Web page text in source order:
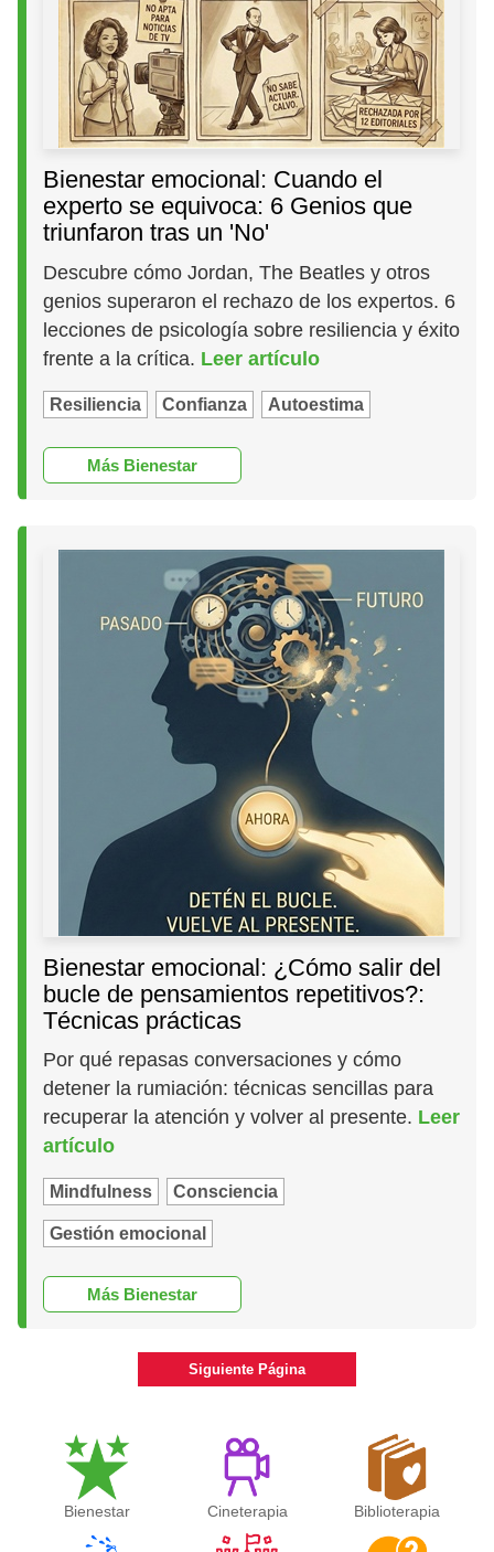
Bienestar emocional: Cuando el
experto se equivoca: 6 Genios que
triunfaron tras un 'No'
Descubre cómo Jordan, The Beatles y otros
genios superaron el rechazo de los expertos. 6
lecciones de psicología sobre resiliencia y éxito
frente a la crítica. Leer artículo
Resiliencia Confianza Autoestima
Más Bienestar
Bienestar emocional: ¿Cómo salir del
bucle de pensamientos repetitivos?:
Técnicas prácticas
Por qué repasas conversaciones y cómo
detener la rumiación: técnicas sencillas para
recuperar la atención y volver al presente. Leer
artículo
Mindfulness Consciencia
Gestión emocional
Más Bienestar
Siguiente Página
Bienestar Cineterapia Biblioterapia